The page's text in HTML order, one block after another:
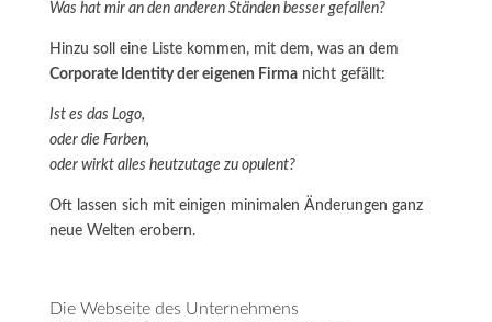
Was hat mir an den anderen Ständen besser gefallen?
Hinzu soll eine Liste kommen, mit dem, was an dem
Corporate Identity der eigenen Firmanicht gefällt:
Ist es das Logo,
oder die Farben,
oder wirkt alles heutzutage zu opulent?
Oft lassen sich mit einigen minimalen Änderungen ganz
neue Welten erobern.
Die Webseite des Unternehmens